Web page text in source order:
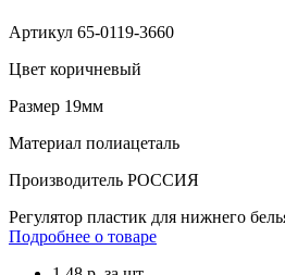
Артикул 65-0119-3660
Цвет коричневый
Размер 19мм
Материал полиацеталь
Производитель РОССИЯ
Регулятор пластик для нижнего
Подробнее о товаре